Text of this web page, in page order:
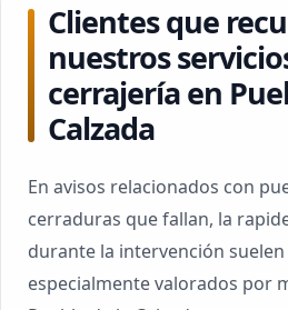
Clientes que
nuestros
cerrajería en
Calzada
En avisos relacionados con
cerraduras que fallan, la
durante la intervención
especialmente valorados por